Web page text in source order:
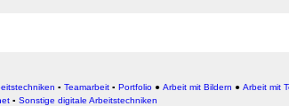
▪ Teamarbeit ▪ Portfolio ● Arbeit mit Bildern ● Arbeit mit
▪ Sonstige digitale Arbeitstechniken